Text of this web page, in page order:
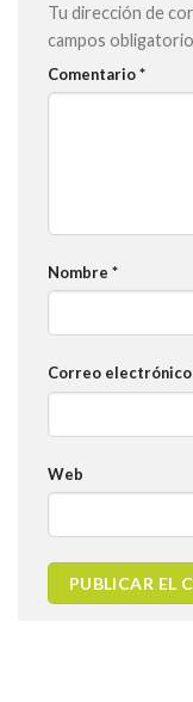
Tu dirección de
campos
Comentario*
Nombre *
Correo electrónico
Web